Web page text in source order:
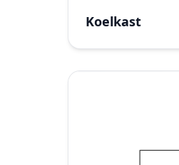
Koelkast